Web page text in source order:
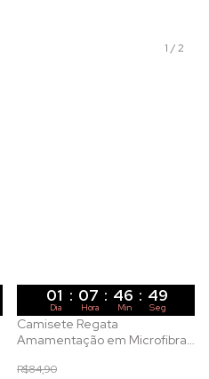
1 /2
01 : 07 : 46 : 47
Dia Hora Min Seg
Camisete Regata
Amamentação em Microfibra
R$84,90